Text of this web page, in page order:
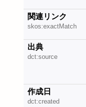
関連リンク
skos:exactMatch
出典
dct:source
作成日
dct:created